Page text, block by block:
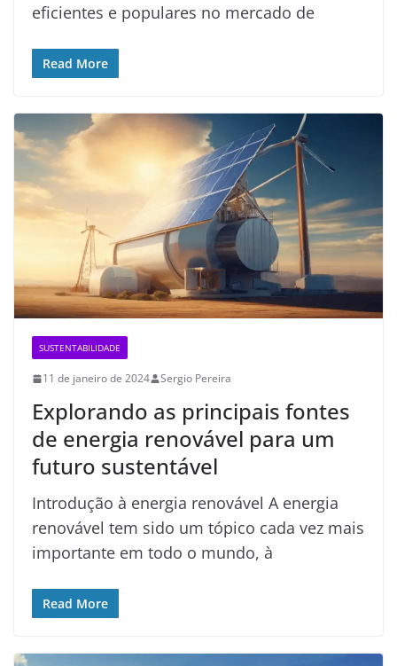
eficientes e populares no mercado de
Read More
SUSTENTABILIDADE
11 de janeiro de 2024 Sergio Pereira
Explorando as principais fontes
de energia renovável para um
futuro sustentável
Introdução à energia renovável A energia
renovável tem sido um tópico cada vez mais
importante em todo o mundo, à
Read More